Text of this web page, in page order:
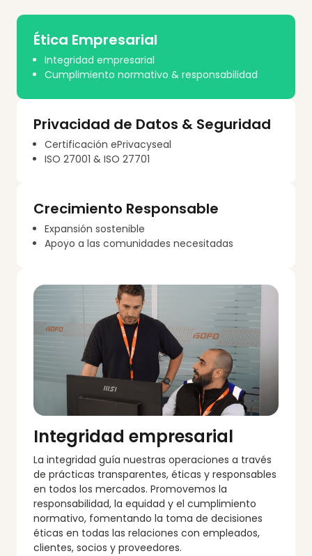
Integridad empresarial
La integridad guía nuestras operaciones a través
de prácticas transparentes, éticas y responsables
en todos los mercados. Promovemos la
responsabilidad, la equidad y el cumplimiento
normativo, fomentando la toma de decisiones
éticas en todas las relaciones con empleados,
clientes, socios y proveedores.
Ética Empresarial
Integridad empresarial
Cumplimiento normativo & responsabilidad
Privacidad de Datos & Seguridad
Certificación ePrivacyseal
ISO 27001 & ISO 27701
Crecimiento Responsable
Expansión sostenible
Apoyo a las comunidades necesitadas